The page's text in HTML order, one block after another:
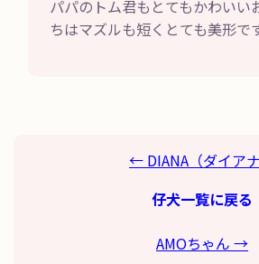
パパのトム君もとてもかわいい
ちはマズルも短くとても美形で
← DIANA（ダイアナ
仔犬一覧に戻る
AMOちゃん →